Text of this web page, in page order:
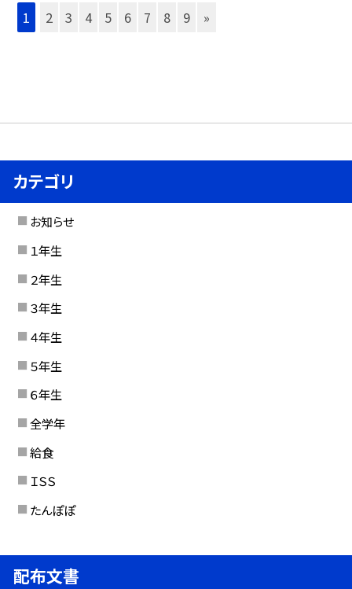
1 2 3 4 5 6 7 8 9 »
カテゴリ
お知らせ
１年生
２年生
３年生
４年生
５年生
６年生
全学年
給食
ＩＳＳ
たんぽぽ
配布文書